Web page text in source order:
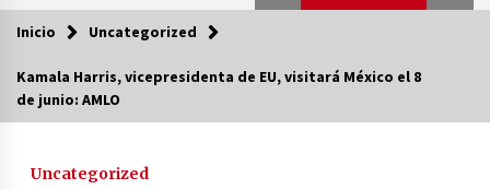
Tendencias
Inicio Uncategorized
Kamala Harris, vicepresidenta de EU, visitará México el 8
de junio: AMLO
Uncategorized